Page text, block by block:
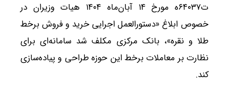
ت۶۴۰۳۷ه مورخ ۱۴ آبان‌ماه ۱۴۰۴ هیات وزیران در
خصوص ابلاغ «دستورالعمل اجرایی خرید و فروش برخط
طلا و نقره»، بانک مرکزی مکلف شد سامانه‌ای برای
نظارت بر معاملات برخط این حوزه طراحی و پیاده‌سازی
کند.